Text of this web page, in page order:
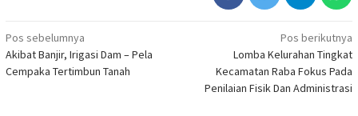
Navigasi
pos
Pos sebelumnya
Akibat Banjir, Irigasi Dam – Pela
Cempaka Tertimbun Tanah
Pos berikutnya
Lomba Kelurahan Tingkat
Kecamatan Raba Fokus Pada
Penilaian Fisik Dan Administrasi